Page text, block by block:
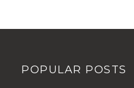
POPULAR POSTS